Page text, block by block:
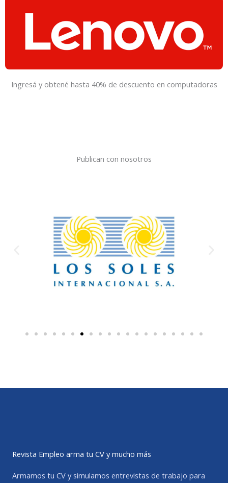
Ingresá y obtené hasta 40% de descuento en computadoras
Publican con nosotros
Revista Empleo arma tu CV y mucho más
Armamos tu CV y simulamos entrevistas de trabajo para